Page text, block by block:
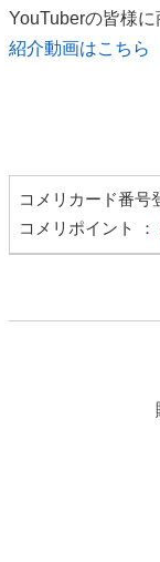
YouTuberの皆様
紹介動画はこちら
コメリカード番号
コメリポイント ：